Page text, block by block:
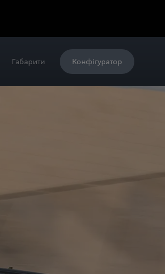
Габарити Конфігуратор